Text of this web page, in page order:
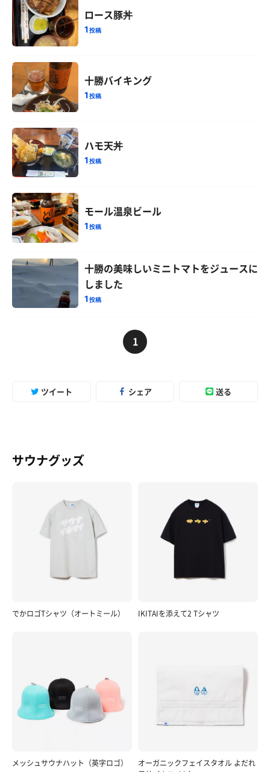
ロース豚丼
1投稿
十勝バイキング
1投稿
ハモ天丼
1投稿
モール温泉ビール
1投稿
十勝の美味しいミニトマトをジュースに
しました
1投稿
1
ツイート シェア 送る
サウナグッズ
でかロゴTシャツ（オートミール） IKITAIを添えて2 Tシャツ
メッシュサウナハット（英字ロゴ）
オーガニックフェイスタオル よだれ